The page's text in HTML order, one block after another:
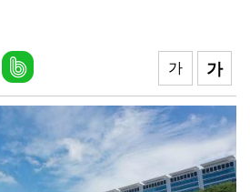
가
가